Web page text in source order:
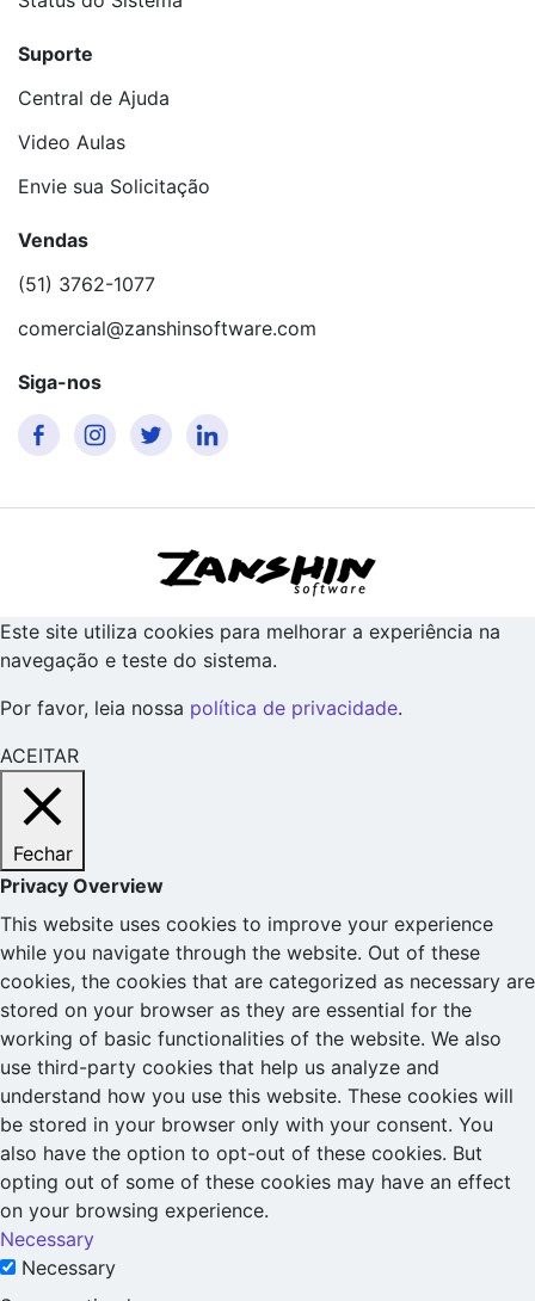
Suporte
Central de Ajuda
Video Aulas
Envie sua Solicitação
Vendas
(51) 3762-1077
comercial@zanshinsoftware.com
Siga-nos
Este site utiliza cookies para melhorar a experiência na
navegação e teste do sistema.
Por favor, leia nossa política de privacidade.
ACEITAR
Fechar
Privacy Overview
This website uses cookies to improve your experience
while you navigate through the website. Out of these
cookies, the cookies that are categorized as necessary are
stored on your browser as they are essential for the
working of basic functionalities of the website. We also
use third-party cookies that help us analyze and
understand how you use this website. These cookies will
be stored in your browser only with your consent. You
also have the option to opt-out of these cookies. But
opting out of some of these cookies may have an effect
on your browsing experience.
Necessary
Necessary